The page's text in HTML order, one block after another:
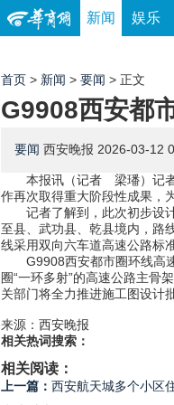
新闻 娱乐
首页 > 新闻 > 要闻 > 正文
G9908西安都
要闻 西安晚报 2026-03-12
本报讯（记者 梁璠）记
作再次取得重大阶段性成果，
记者了解到，此次初步设
至县、武功县、乾县境内，路
线采用双向六车道高速公路标
G9908西安都市圈环线高
圈“一环多射”的高速公路主骨
关部门将全力推进施工图设计
来源：西安晚报
相关热词搜索：
相关阅读：
上一篇： 西安航天城多个小区